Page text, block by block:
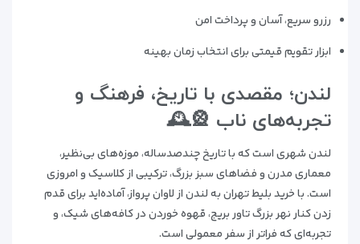
رزرو سریع، آسان و پرداخت امن
ابزار تقویم قیمتی برای انتخاب زمان بهینه
لندن؛ مقصدی با تاریخ، فرهنگ و
تجربه‌های ناب 🎡🕰️
لندن شهری است که با تاریخ چندصدساله، موزه‌های بی‌نظیر،
معماری مدرن و فضاهای سبز بزرگ، ترکیبی از کلاسیک و امروزی
است. با خرید بلیط تهران به لندن از لاوان پرواز، آماده‌اید برای قدم
زدن کنار نهر بزرگ تاور بریج، قهوه خوردن در کافه‌های شیک، و
تجربه‌ای که فراتر از سفر معمولی است.